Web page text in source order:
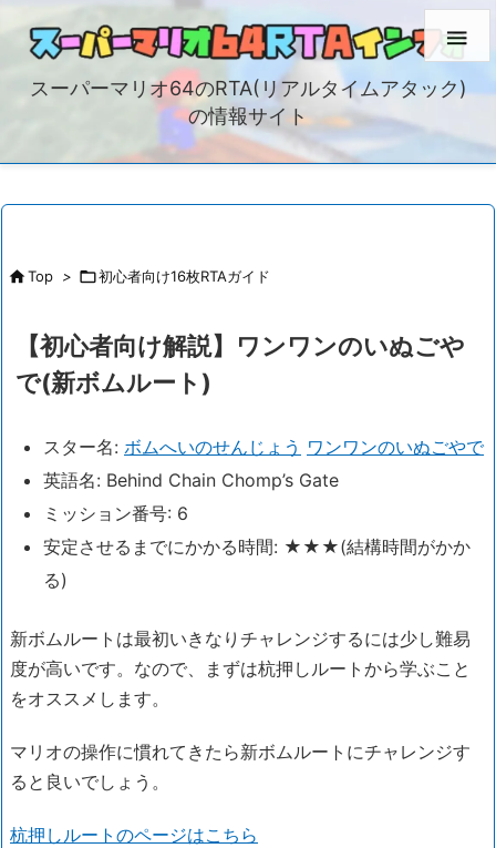
スーパーマリオ64のRTA(リアルタイムアタック)
の情報サイト

Top > 初心者向け16枚RTAガイド
【初心者向け解説】ワンワンのいぬごや
で(新ボムルート)
スター名: ボムへいのせんじょう ワンワンのいぬごやで
英語名: Behind Chain Chomp’s Gate
ミッション番号: 6
安定させるまでにかかる時間: ★★★(結構時間がかか
る)
新ボムルートは最初いきなりチャレンジするには少し難易
度が高いです。なので、まずは杭押しルートから学ぶこと
をオススメします。
マリオの操作に慣れてきたら新ボムルートにチャレンジす
ると良いでしょう。
杭押しルートのページはこちら